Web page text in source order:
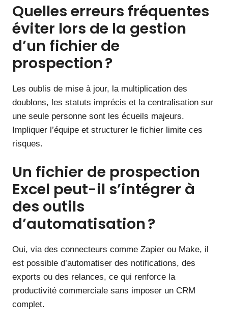
Quelles erreurs fréquentes
éviter lors de la gestion
d’un fichier de
prospection ?
Les oublis de mise à jour, la multiplication des
doublons, les statuts imprécis et la centralisation sur
une seule personne sont les écueils majeurs.
Impliquer l’équipe et structurer le fichier limite ces
risques.
Un fichier de prospection
Excel peut-il s’intégrer à
des outils
d’automatisation ?
Oui, via des connecteurs comme Zapier ou Make, il
est possible d’automatiser des notifications, des
exports ou des relances, ce qui renforce la
productivité commerciale sans imposer un CRM
complet.